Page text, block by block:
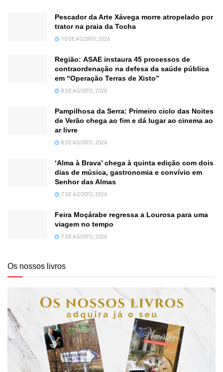
Pescador da Arte Xávega morre atropelado por
trator na praia da Tocha
10 DE AGOSTO, 2026
Região: ASAE instaura 45 processos de
contraordenação na defesa da saúde pública
em “Operação Terras de Xisto”
8 DE AGOSTO, 2026
Pampilhosa da Serra: Primeiro ciclo das Noites
de Verão chega ao fim e dá lugar ao cinema ao
ar livre
8 DE AGOSTO, 2026
‘Alma à Brava’ chega à quinta edição com dois
dias de música, gastronomia e convívio em
Senhor das Almas
7 DE AGOSTO, 2026
Feira Moçárabe regressa a Lourosa para uma
viagem no tempo
7 DE AGOSTO, 2026
Os nossos livros